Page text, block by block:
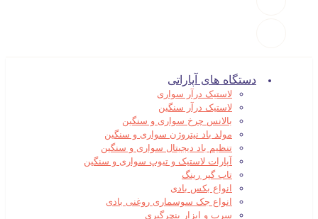
دستگاه های آپاراتی
لاستیک درآر سواری
لاستیک درآر سنگین
بالانس چرخ سواری و سنگین
مولد باد نیتروژن سواری و سنگین
تنظیم باد دیجیتال سواری و سنگین
آپارات لاستیک و تیوپ سواری و سنگین
تاب گیر رینگ
انواع بکس بادی
انواع جک سوسماری روغنی بادی
سرب و ابزار پنچرگیری